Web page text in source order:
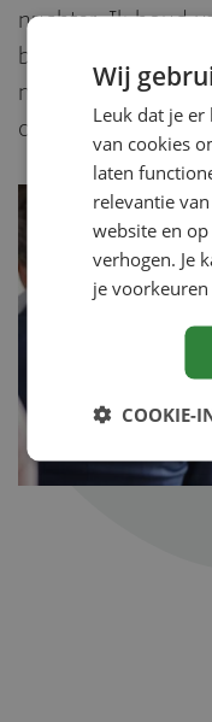
nuchter. Ik houd
buiten, in de
met mijn partner,
onze heerlijke
Wij
Leuk dat je
van cookies
laten
relevantie
website en
verhogen. Je
je
COOKIE-